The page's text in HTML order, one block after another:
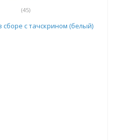
(45)
сборе с тачскрином (белый)